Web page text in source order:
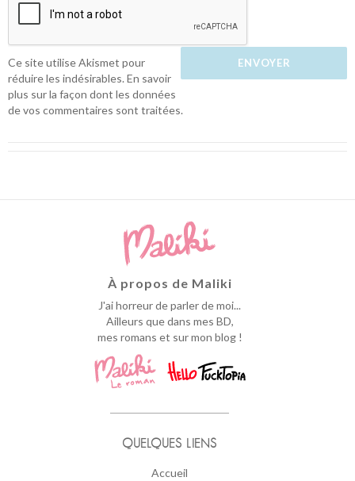
Ce site utilise Akismet pour
réduire les indésirables.En savoir
plus sur la façon dont les données
de vos commentaires sont traitées.
À propos de Maliki
J'ai horreur de parler de moi...
Ailleurs que dans mes BD,
mes romans et sur mon blog !
QUELQUES LIENS
Accueil